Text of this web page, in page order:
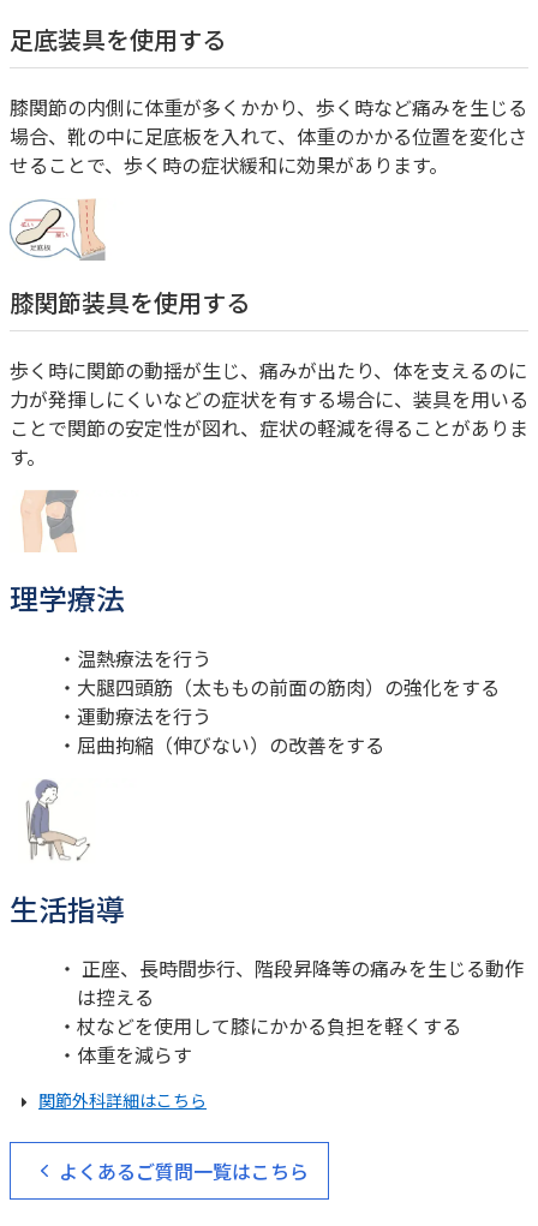
足底装具を使用する
膝関節の内側に体重が多くかかり、歩く時など痛みを生じる
場合、靴の中に足底板を入れて、体重のかかる位置を変化さ
せることで、歩く時の症状緩和に効果があります。
膝関節装具を使用する
歩く時に関節の動揺が生じ、痛みが出たり、体を支えるのに
力が発揮しにくいなどの症状を有する場合に、装具を用いる
ことで関節の安定性が図れ、症状の軽減を得ることがありま
す。
理学療法
温熱療法を行う
大腿四頭筋（太ももの前面の筋肉）の強化をする
運動療法を行う
屈曲拘縮（伸びない）の改善をする
生活指導
正座、長時間歩行、階段昇降等の痛みを生じる動作
は控える
杖などを使用して膝にかかる負担を軽くする
体重を減らす
関節外科詳細はこちら
よくあるご質問一覧はこちら